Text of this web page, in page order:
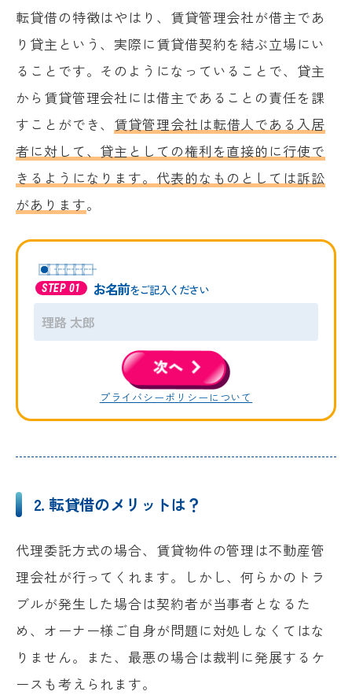
転貸借の特徴はやはり、賃貸管理会社が借主であ
り貸主という、実際に賃貸借契約を結ぶ立場にい
ることです。そのようになっていることで、貸主
から賃貸管理会社には借主であることの責任を課
すことができ、 賃貸管理会社は転借人である入居
者に対して、貸主としての権利を直接的に行使で
きるようになります。代表的なものとしては訴訟
があります。
お名前をご記入ください
プライバシーポリシーについて
2. 転貸借のメリットは？
代理委託方式の場合、賃貸物件の管理は不動産管
理会社が行ってくれます。しかし、何らかのトラ
ブルが発生した場合は契約者が当事者となるた
め、オーナー様ご自身が問題に対処しなくてはな
りません。また、最悪の場合は裁判に発展するケ
ースも考えられます。